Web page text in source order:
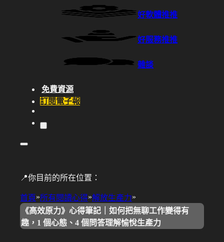
好軟體推推
好服務推推
雜談
免費資源
訂閱電子報
📍你目前的所在位置：
首頁»所有閱讀心得»解放生產力»
《高效原力》心得筆記｜如何把無聊工作變得有
趣，1 個心態、4 個問答理解愉悅生產力